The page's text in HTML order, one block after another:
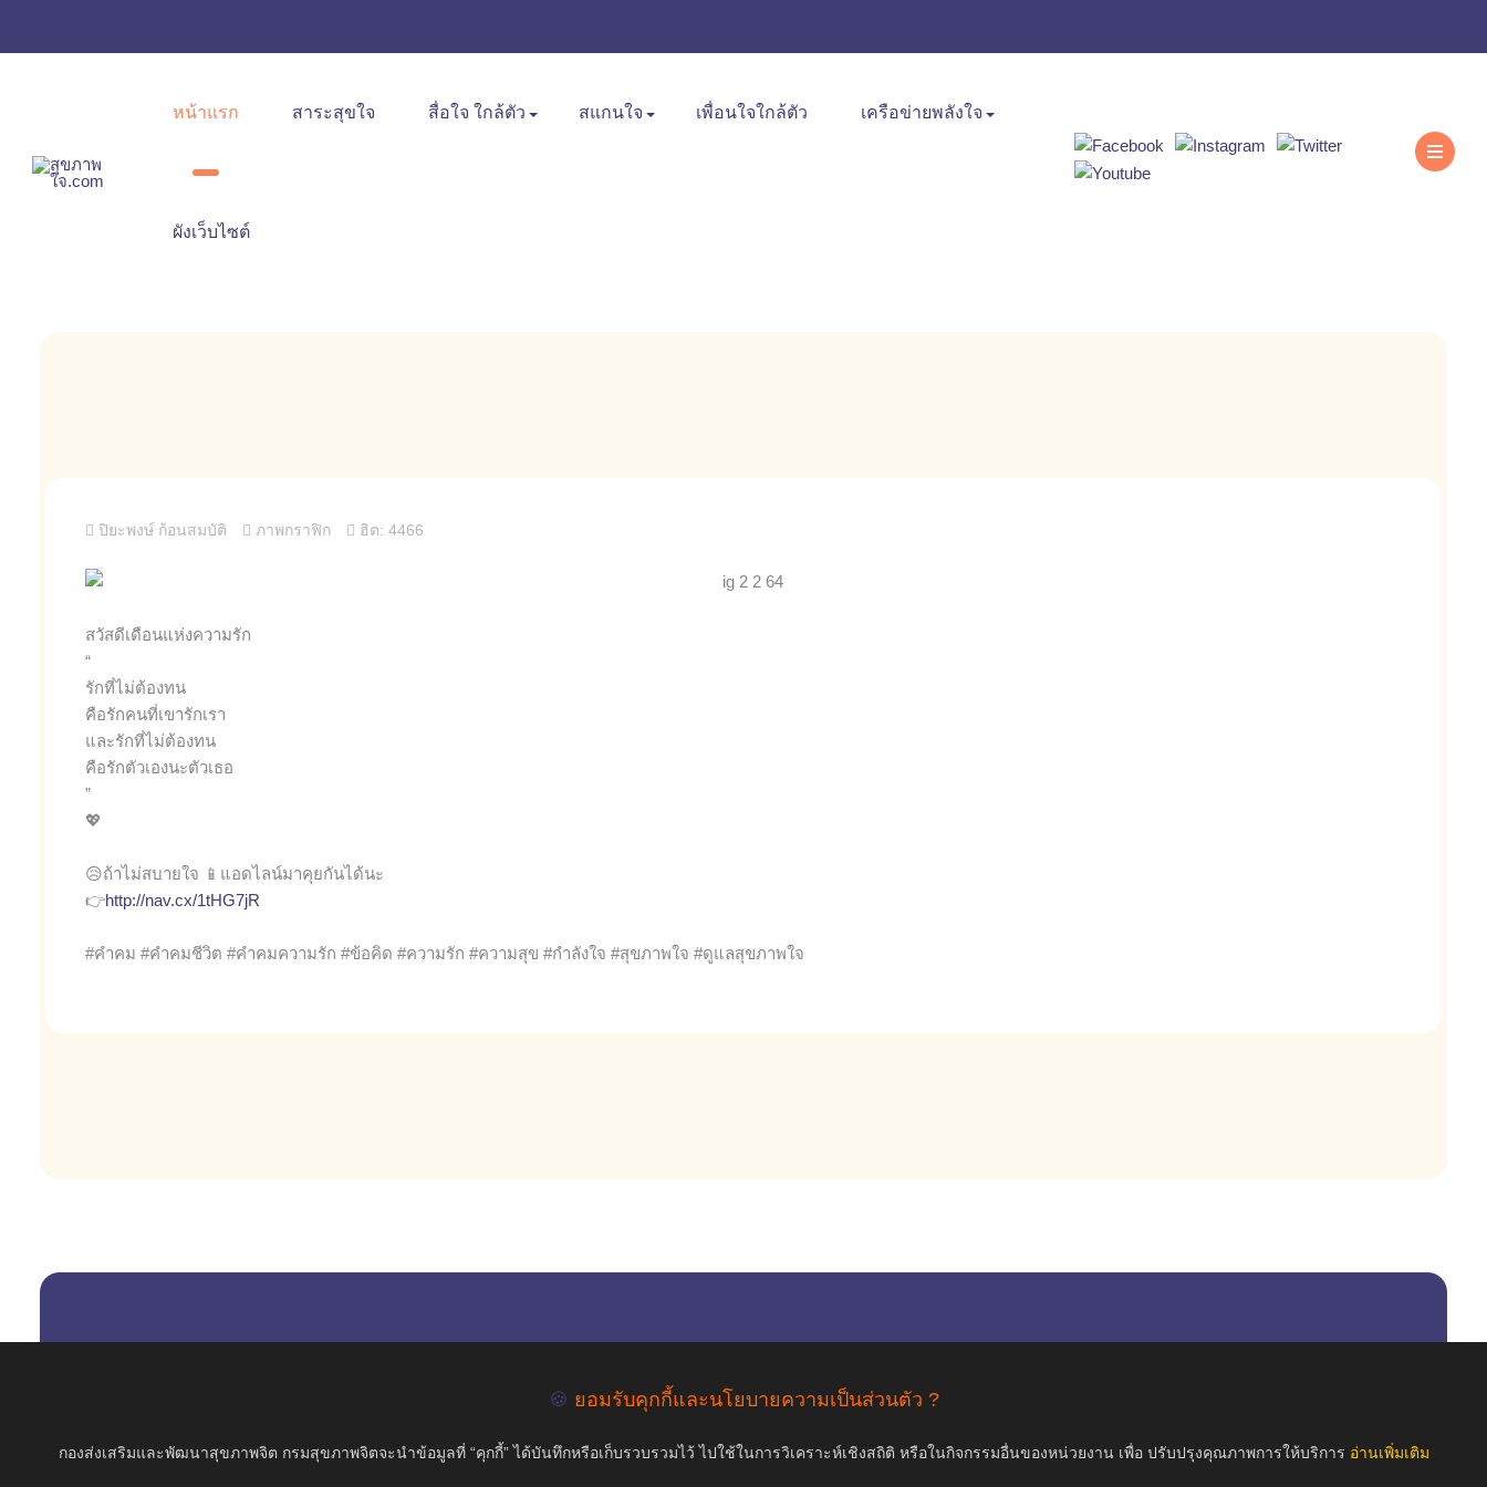
หน้าแรก สาระสุขใจ สื่อใจ ใกล้ตัว สแกนใจ เพื่อนใจใกล้ตัว เครือข่ายพลังใจ
ผังเว็บไซต์
ปิยะพงษ์ ก้อนสมบัติ ภาพกราฟิก ฮิต: 4466
สวัสดีเดือนแห่งความรัก
“
รักที่ไม่ต้องทน
คือรักคนที่เขารักเรา
และรักที่ไม่ต้องทน
คือรักตัวเองนะตัวเธอ
”
💖
😥ถ้าไม่สบายใจ 📱แอดไลน์มาคุยกันได้นะ
👉http://nav.cx/1tHG7jR
#คำคม #คำคมชีวิต #คำคมความรัก #ข้อคิด #ความรัก #ความสุข #กำลังใจ #สุขภาพใจ #ดูแลสุขภาพใจ
🍪 ยอมรับคุกกี้และนโยบายความเป็นส่วนตัว ?
กองส่งเสริมและพัฒนาสุขภาพจิต กรมสุขภาพจิตจะนำข้อมูลที่ “คุกกี้” ได้บันทึกหรือเก็บรวบรวมไว้ ไปใช้ในการวิเคราะห์เชิงสถิติ หรือในกิจกรรมอื่นของหน่วยงาน เพื่อ ปรับปรุงคุณภาพการให้บริการ อ่านเพิ่มเติม